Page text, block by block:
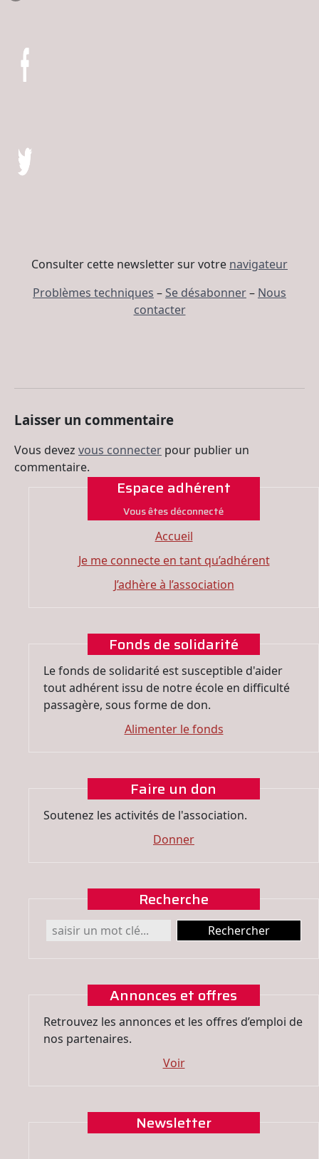
Consulter cette newsletter sur votre navigateur
Problèmes techniques –Se désabonner– Nous
contacter
Laisser un commentaire
Vous devez vous connecter pour publier un
commentaire.
Espace adhérent
Vous êtes déconnecté
Accueil
Je me connecte en tant qu’adhérent
J’adhère à l’association
Fonds de solidarité
Le fonds de solidarité est susceptible d'aider
tout adhérent issu de notre école en difficulté
passagère, sous forme de don.
Alimenter le fonds
Faire un don
Soutenez les activités de l'association.
Donner
Recherche
Annonces et offres
Retrouvez les annonces et les offres d’emploi de
nos partenaires.
Voir
Newsletter